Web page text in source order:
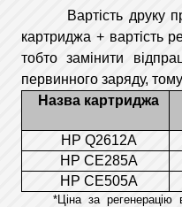
Вартість друку при
картриджа + вартість
тобто замінити
первинного заряду,
Назва картриджа
HP Q2612A
HP CE285A
HP CE505A
*Ціна за